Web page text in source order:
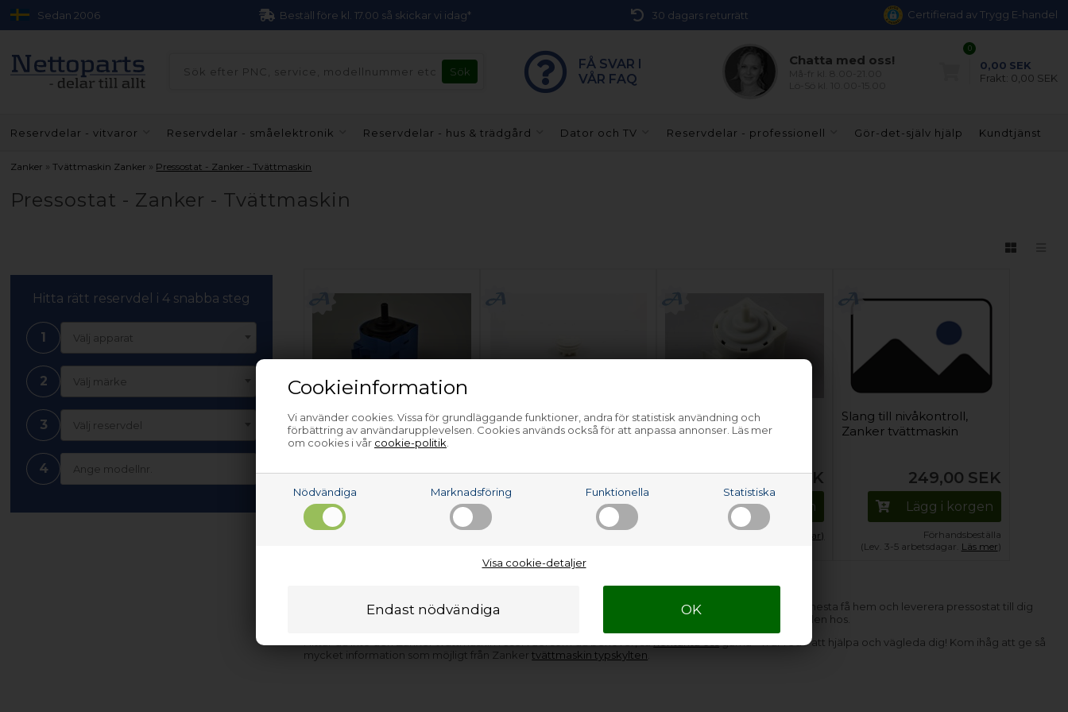
Cookieinformation
Vi använder cookies. Vissa för grundläggande funktioner, andra för statistisk användning och
förbättring av användarupplevelsen. Cookies används också för att anpassa annonser. Läs mer
om cookies i vår cookie-politik
Nödvändiga Marknadsföring Funktionella Statistiska
Visa cookie-detaljer
Sedan 2006 Beställ före kl. 17.00 så skickar vi idag* 30 dagars returrätt Certifierad av Trygg E-handel
FÅ SVAR I
VÅR FAQ
Chatta med oss!
0
0,00 SEK
Frakt: 0,00 SEK
Reservdelar - vitvaror Reservdelar - småelektronik Reservdelar - hus & trädgård Dator och TV Reservdelar - professionell Gör-det-själv hjälp Kundtjänst
Zanker »Tvättmaskin Zanker » Pressostat - Zanker - Tvättmaskin
Pressostat - Zanker - Tvättmaskin
Hitta rätt reservdel i 4 snabba steg
1 Välj apparat
2 Välj märke
3 Välj reservdel
4
Pressostat, Zanker
tvättmaskin
325,00 SEK
Lägg i korgen
Pressostat, Zanker
tvättmaskin
639,00 SEK
Lägg i korgen
Pressostat, Zanker
tvättmaskin (analog)
353,00 SEK
Lägg i korgen
(Lev. 1-3 arbetsdagar)
Slang till nivåkontroll,
Zanker tvättmaskin
249,00 SEK
Lägg i korgen
Förhandsbeställa
(Lev. 3-5 arbetsdagar. Läs mer)
Nettoparts harpressostat till Zanker tvättmaskin
. De delar vi inte har på lager, kan vi för det mesta få hem och leverera pressostat till dig
inom få dagar. Oavsett vilken Zanker tvättmaskin reservdel du behöver, så är vi de rätta att hitta delen hos.
gärna - vi är redo att hjälpa och vägleda dig! Kom ihåg att ge så
mycket information som möjligt från Zankertvättmaskin typskylten